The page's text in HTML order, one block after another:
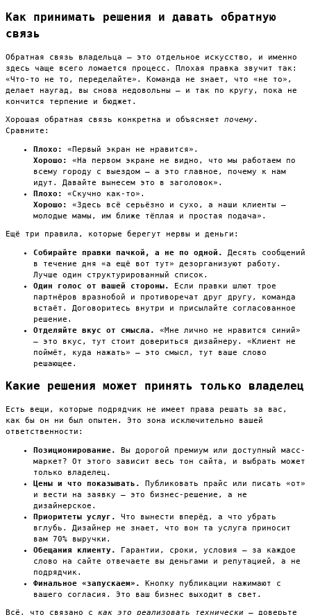
Как принимать решения и давать обратную
связь
Обратная связь владельца — это отдельное искусство, и именно
здесь чаще всего ломается процесс. Плохая правка звучит так:
«Что-то не то, переделайте». Команда не знает, что «не то»,
делает наугад, вы снова недовольны — и так по кругу, пока не
кончится терпение и бюджет.
Хорошая обратная связь конкретна и объясняет почему.
Сравните:
Плохо:
«Первый экран не нравится».
Хорошо:
«На первом экране не видно, что мы работаем по
всему городу с выездом — а это главное, почему к нам
идут. Давайте вынесем это в заголовок».
Плохо:
«Скучно как-то».
Хорошо:
«Здесь всё серьёзно и сухо, а наши клиенты —
молодые мамы, им ближе тёплая и простая подача».
Ещё три правила, которые берегут нервы и деньги:
Собирайте правки пачкой, а не по одной.
Десять сообщений
в течение дня «а ещё вот тут» дезорганизуют работу.
Лучше один структурированный список.
Один голос от вашей стороны.
Если правки шлют трое
партнёров вразнобой и противоречат друг другу, команда
встаёт. Договоритесь внутри и присылайте согласованное
решение.
Отделяйте вкус от смысла.
«Мне лично не нравится синий»
— это вкус, тут стоит довериться дизайнеру. «Клиент не
поймёт, куда нажать» — это смысл, тут ваше слово
решающее.
Какие решения может принять только владелец
Есть вещи, которые подрядчик не имеет права решать за вас,
как бы он ни был опытен. Это зона исключительно вашей
ответственности:
Позиционирование.
Вы дорогой премиум или доступный масс-
маркет? От этого зависит весь тон сайта, и выбрать может
только владелец.
Цены и что показывать.
Публиковать прайс или писать «от»
и вести на заявку — это бизнес-решение, а не
дизайнерское.
Приоритеты услуг.
Что вынести вперёд, а что убрать
вглубь. Дизайнер не знает, что вон та услуга приносит
вам 70% выручки.
Обещания клиенту.
Гарантии, сроки, условия — за каждое
слово на сайте отвечаете вы деньгами и репутацией, а не
подрядчик.
Финальное «запускаем».
Кнопку публикации нажимают с
вашего согласия. Это ваш бизнес выходит в свет.
Всё, что связано с как это реализовать технически — доверьте